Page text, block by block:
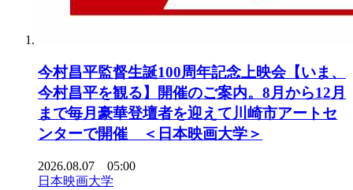
今村昌平監督生誕100周年記念上映会【いま、
今村昌平を観る】開催のご案内。8月から12月
まで毎月豪華登壇者を迎えて川崎市アートセ
ンターで開催 ＜日本映画大学＞
2026.08.07 05:00
日本映画大学